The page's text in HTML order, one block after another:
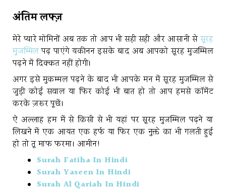
अंतिम लफ्ज़
मेरे प्यारे मोमिनों अब तक तो आप भी सही सही और आसानी सेसूरह
मुजम्मिलपढ़ पाएंगे यकीनन इसके बाद अब आपको सूरह मुजम्मिल
पढ़ने में दिक्कत नहीं होगी।
अगर इसे मुकम्मल पढ़ने के बाद भी आपके मन में सूरह मुजम्मिल से
जुड़ी कोई सवाल या फिर कोई भी बात हो तो आप हमसे कॉमेंट
करके ज़रूर पूछें।
ऐ अल्लाह हम में से किसी से भी यहां पर सूरह मुजम्मिल पढ़ने या
लिखने में एक आयत एक हर्फ या फिर एक नुक्ते का भी गलती हुई
हो तो तू माफ फरमा। आमीन!
Surah Fatiha In Hindi
Surah Yaseen In Hindi
Surah Al Qariah In Hindi